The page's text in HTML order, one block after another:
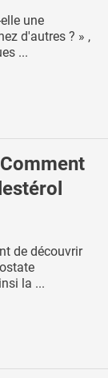
une
d'autres ? » ,
...
de découvrir
la ...